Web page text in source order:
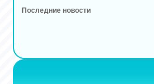
Последние новости